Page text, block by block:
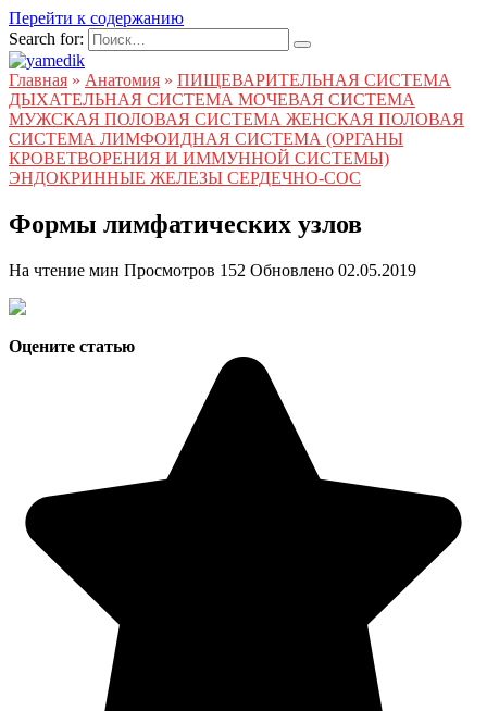
Перейти к содержанию
Search for:
Главная » Анатомия » ПИЩЕВАРИТЕЛЬНАЯ СИСТЕМА
ДЫХАТЕЛЬНАЯ СИСТЕМА МОЧЕВАЯ СИСТЕМА
МУЖСКАЯ ПОЛОВАЯ СИСТЕМА ЖЕНСКАЯ ПОЛОВАЯ
СИСТЕМА ЛИМФОИДНАЯ СИСТЕМА (ОРГАНЫ
КРОВЕТВОРЕНИЯ И ИММУННОЙ СИСТЕМЫ)
ЭНДОКРИННЫЕ ЖЕЛЕЗЫ СЕРДЕЧНО-СОС
Формы лимфатических узлов
На чтение мин Просмотров 152 Обновлено 02.05.2019
Оцените статью